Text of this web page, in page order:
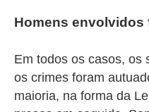
Homens envolvidos
Em todos os casos, os
os crimes foram
maioria, na forma da